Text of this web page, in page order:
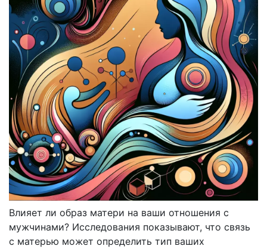
Влияет ли образ матери на ваши отношения с
мужчинами? Исследования показывают, что связь
с матерью может определить тип ваших